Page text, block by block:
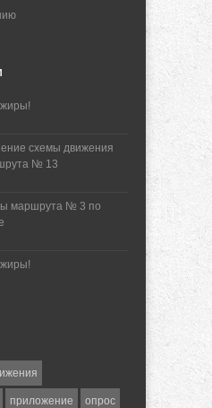
схемы движения
№ 13
маршрута № 3 по
приложение опрос